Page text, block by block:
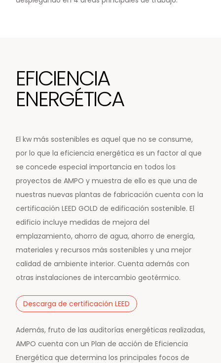
EFICIENCIA
ENERGÉTICA
El kw más sostenibles es aquel que no se consume,
por lo que la eficiencia energética es un factor al que
se concede especial importancia en todos los
proyectos de AMPO y muestra de ello es que una de
nuestras nuevas plantas de fabricación cuenta con la
certificación LEED GOLD de edificación sostenible. El
edificio incluye medidas de mejora del
emplazamiento, ahorro de agua, ahorro de energía,
materiales y recursos más sostenibles y una mejor
calidad de ambiente interior. Cuenta además con
otras instalaciones de intercambio geotérmico.
Descarga de certificación LEED
Además, fruto de las auditorías energéticas realizadas,
AMPO cuenta con un Plan de acción de Eficiencia
Energética que determina los principales focos de